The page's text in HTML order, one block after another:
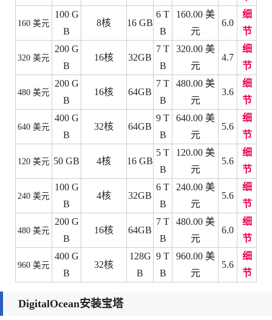
160 美元
100 G
B
8核 16 GB
6 T
B
160.00 美
元
6.0
细
节
320 美元
200 G
B
16核 32GB
7 T
B
320.00 美
元
4.7
细
节
480 美元
200 G
B
16核 64GB
7 T
B
480.00 美
元
3.6
细
节
640 美元
400 G
B
32核 64GB
9 T
B
640.00 美
元
5.6
细
节
120 美元 50 GB 4核 16 GB
5 T
B
120.00 美
元
5.6
细
节
240 美元
100 G
B
4核 32GB
6 T
B
240.00 美
元
5.6
细
节
480 美元
200 G
B
16核 64GB
7 T
B
480.00 美
元
6.0
细
节
960 美元
400 G
B
32核
128G
B
9 T
B
960.00 美
元
5.6
细
节
DigitalOcean安装宝塔